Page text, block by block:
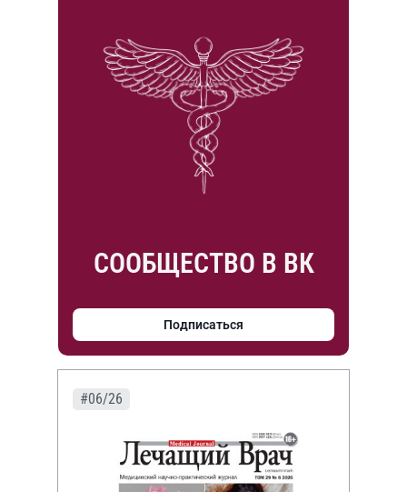
СООБЩЕСТВО В ВК
Подписаться
#06/26